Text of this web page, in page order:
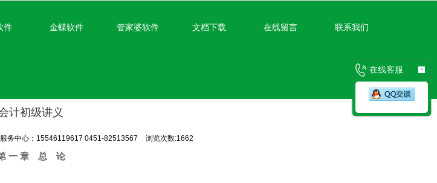
荐下载安装谷歌浏览器！
件 金蝶软件 管家婆软件 文档下载 在线留言 联系我们
计初级讲义
务中心：15546119617 0451-82513567 浏览次数:1662
一 章 总 论
在线客服 ×